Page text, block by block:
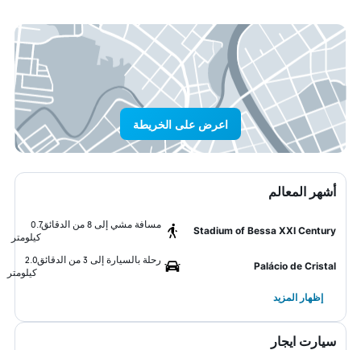
اعرض على الخريطة
أشهر المعالم
Stadium of Bessa XXI Century
مسافة مشي إلى 8 من الدقائق
0.7
كيلومتر
Palácio de Cristal
رحلة بالسيارة إلى 3 من الدقائق
2.0
كيلومتر
إظهار المزيد
سيارت ايجار